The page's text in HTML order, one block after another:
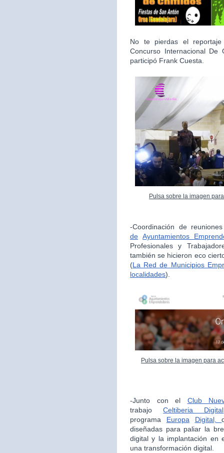
No te pierdas el
Concurso Internacional
participó Frank Cuesta.
Pulsa sobre la imagen
-Coordinación de
de Ayuntamientos
Profesionales y
también se hicieron eco
(La Red de Municipios
localidades).
Pulsa sobre la imagen para
-Junto con el Club
trabajoCeltiberia Digital
programa Europa Digital,
diseñadas para paliar la
digital y la implantación en
una transformación digital.